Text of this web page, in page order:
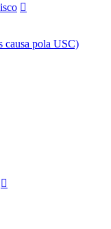
causa pola USC)